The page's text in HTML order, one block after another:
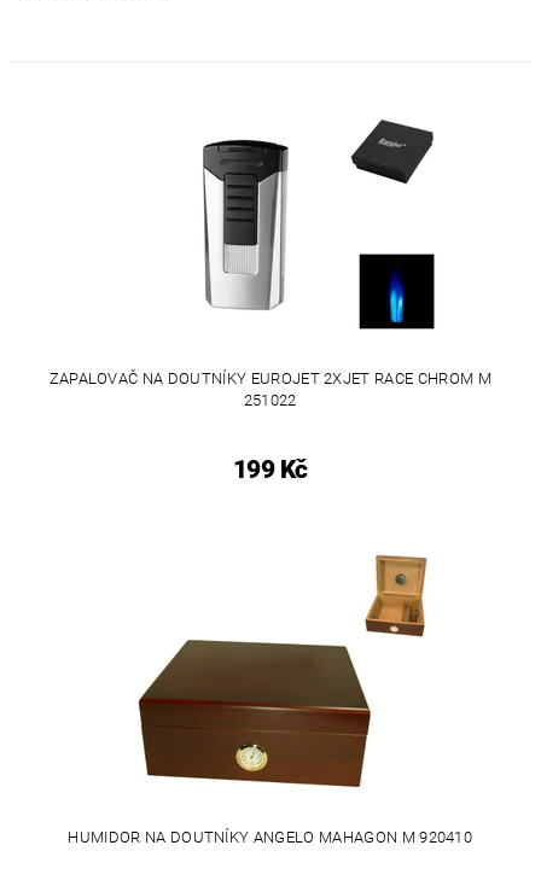
ZAPALOVAČ NA DOUTNÍKY EUROJET 2XJET RACE CHROM M
251022
199 Kč
HUMIDOR NA DOUTNÍKY ANGELO MAHAGON M 920410